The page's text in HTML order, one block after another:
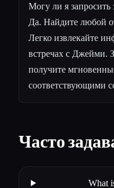
Могу ли я запросить
Да. Найдите любой
Легко извлекайте
встречах с Джейми.
получите
соответствующими
Часто
What